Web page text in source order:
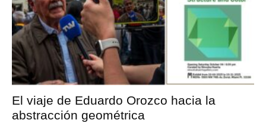
El viaje de Eduardo Orozco hacia la
abstracción geométrica